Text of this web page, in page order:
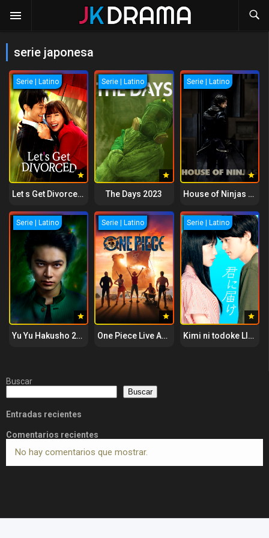
serie japonesa
Serie | Latino
Let s Get Divorced 2023
Serie | Latino
The Days 2023
Serie | Latino
House of Ninjas 2024
Serie | Latino
Yu Yu Hakusho 2023
Serie | Latino
One Piece Live Action 2023
Serie | Latino
Kimi ni todoke Llegando a ti 2023
Buscar
Buscar
Entradas recientes
Comentarios recientes
No hay comentarios que mostrar.